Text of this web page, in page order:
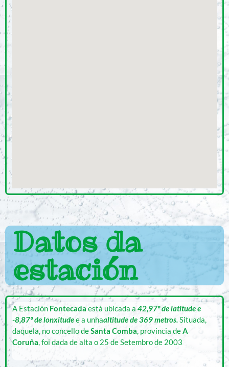
Datos da
estación
A Estación Fontecada está ubicada a 42,97º de latitude e
-8,87º de lonxitudee a unhaaltitude de 369 metros.Situada,
daquela, no concello deSanta Comba, provincia deA
Coruña, foi dada de alta o 25 de Setembro de 2003